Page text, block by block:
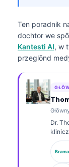
Ten poradnik
dochtor we
Kantesti AI, w
przeglōnd
Dr.
Jako